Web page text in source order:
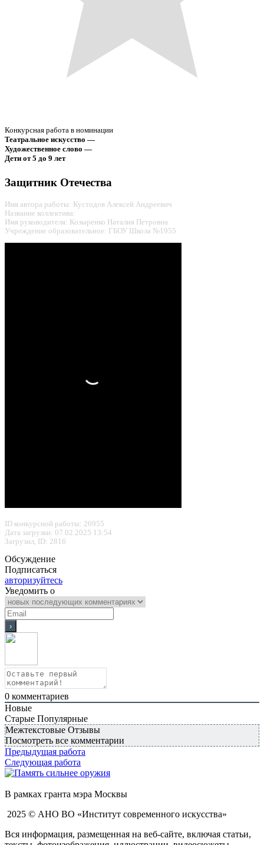
Конкурсная работа в номинации
Театральное искусство —
Художественное слово —
Дети от 5 до 9 лет
Защитник Отечества
Имя автора работы: Кустодов Алексей Андреевич
Название коллектива:
Имя руководителя: Козыренко Наталия Петровна
Учреждение образовательное: ГБОУ Школа №1955
ID конкурсной работы: 26955
Дата загрузки: 07.02.2025 13:54
Загрузил, ID: 2816
Обсуждение
Подписаться
авторизуйтесь
Уведомить о
0 комментариев
Новые
Старые Популярные
Межтекстовые Отзывы
Посмотреть все комментарии
Предыдущая работа
Следующая работа
В рамках гранта мэра Москвы
2025 © АНО ВО «Институт современного искусства»
Вся информация, размещенная на веб-сайте, включая статьи,